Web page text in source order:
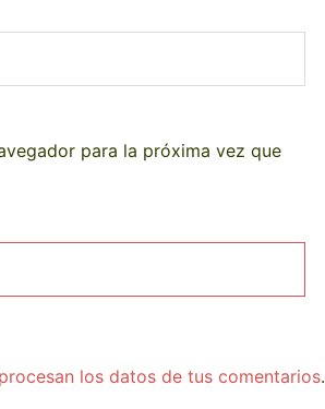
para la próxima vez que
los datos de tus comentarios.